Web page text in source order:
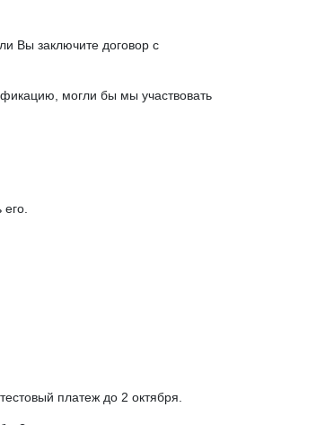
Вы заключите договор с
могли бы мы участвовать
тестовый платеж до 2 октября.